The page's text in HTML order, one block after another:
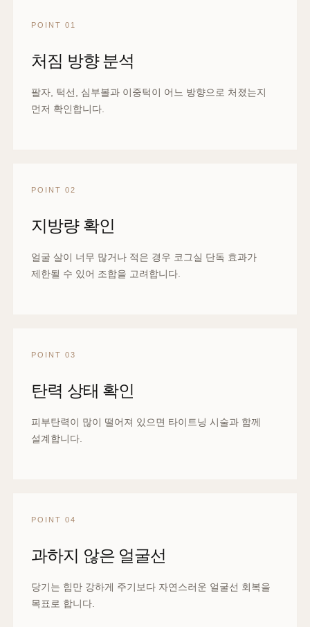
POINT 01
처짐 방향 분석
팔자, 턱선, 심부볼과 이중턱이 어느 방향으로 처졌는지
먼저 확인합니다.
POINT 02
지방량 확인
얼굴 살이 너무 많거나 적은 경우 코그실 단독 효과가
제한될 수 있어 조합을 고려합니다.
POINT 03
탄력 상태 확인
피부탄력이 많이 떨어져 있으면 타이트닝 시술과 함께
설계합니다.
POINT 04
과하지 않은 얼굴선
당기는 힘만 강하게 주기보다 자연스러운 얼굴선 회복을
목표로 합니다.